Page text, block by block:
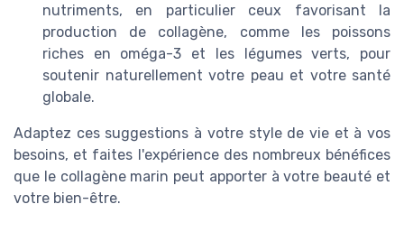
nutriments, en particulier ceux favorisant la
production de collagène, comme les poissons
riches en oméga-3 et les légumes verts, pour
soutenir naturellement votre peau et votre santé
globale.
Adaptez ces suggestions à votre style de vie et à vos
besoins, et faites l'expérience des nombreux bénéfices
que le collagène marin peut apporter à votre beauté et
votre bien-être.